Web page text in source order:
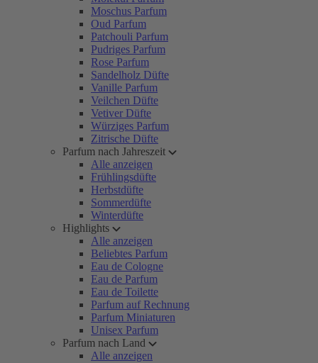
Moschus Parfum
Oud Parfum
Patchouli Parfum
Pudriges Parfum
Rose Parfum
Sandelholz Düfte
Vanille Parfum
Veilchen Düfte
Vetiver Düfte
Würziges Parfum
Zitrische Düfte
Parfum nach Jahreszeit
Alle anzeigen
Frühlingsdüfte
Herbstdüfte
Sommerdüfte
Winterdüfte
Highlights
Alle anzeigen
Beliebtes Parfum
Eau de Cologne
Eau de Parfum
Eau de Toilette
Parfum auf Rechnung
Parfum Miniaturen
Unisex Parfum
Parfum nach Land
Alle anzeigen